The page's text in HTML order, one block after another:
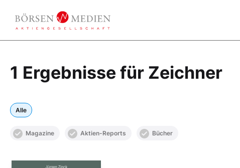
1 Ergebnisse für Zeichner
Alle
Magazine Aktien-Reports Bücher